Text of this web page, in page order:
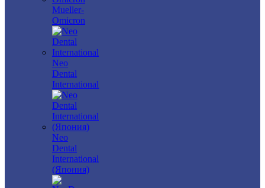
Mueller-
Omicron
Neo
Dental
International
Neo
Dental
International
(Япония)